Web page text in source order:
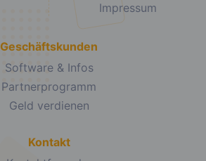
Impressum
Geschäftskunden
Software & Infos
Partnerprogramm
Geld verdienen
Kontakt